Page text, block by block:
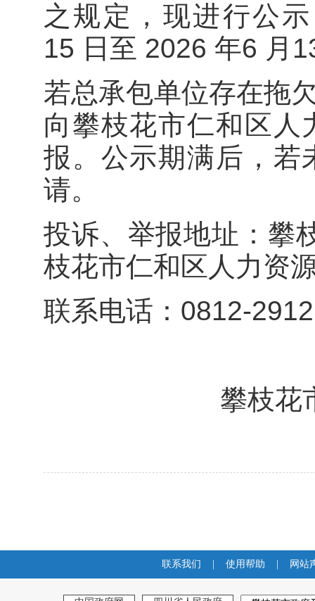
之规定，现进行公
15 日至 2026 年6 月
若总承包单位存在拖
向攀枝花市仁和区人
报。公示期满后，若
请。
投诉、举报地址：攀
枝花市仁和区人力资
联系电话：0812-
攀枝花市仁
联系我们 使用帮助 网站